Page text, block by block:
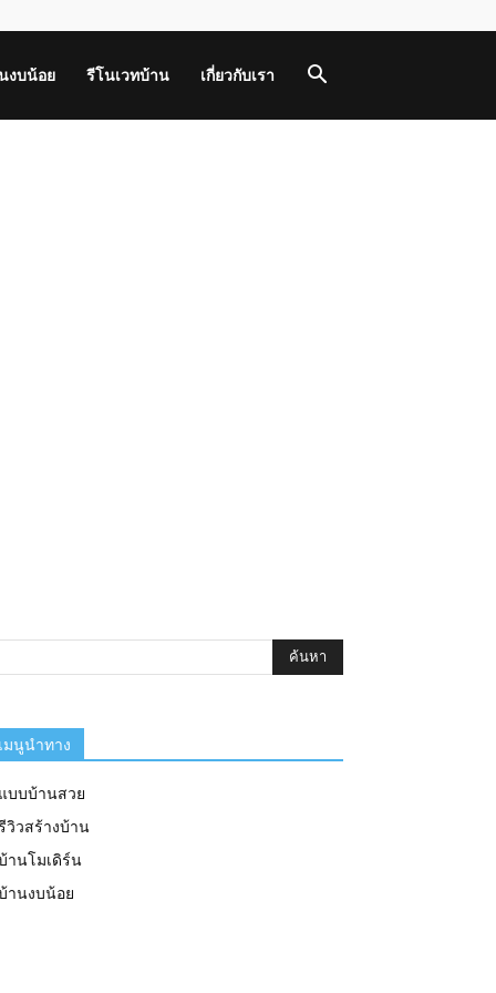
งบน้อย รีโนเวทบ้าน เกี่ยวกับเรา
เมนูนำทาง
แบบบ้านสวย
วิวสร้างบ้าน
านโมเดิร์น
านงบน้อย